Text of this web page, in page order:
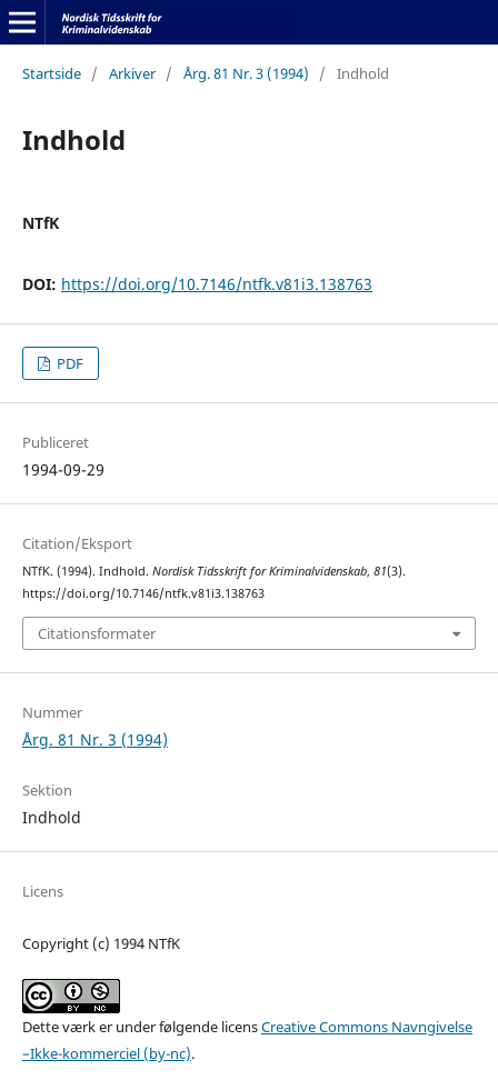
Startside / Arkiver / Årg. 81 Nr. 3 (1994) / Indhold
Indhold
NTfK
DOI: https://doi.org/10.7146/ntfk.v81i3.138763
PDF
Publiceret
1994-09-29
Citation/Eksport
NTfK. (1994). Indhold. Nordisk Tidsskrift for Kriminalvidenskab, 81(3).
https://doi.org/10.7146/ntfk.v81i3.138763
Citationsformater
Nummer
Årg. 81 Nr. 3 (1994)
Sektion
Indhold
Licens
Copyright (c) 1994 NTfK
Dette værk er under følgende licensCreative Commons Navngivelse
–Ikke-kommerciel (by-nc).